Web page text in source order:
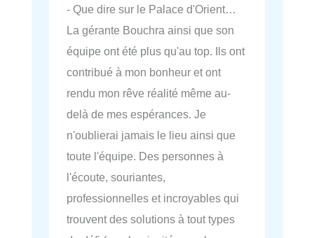
- Que dire sur le Palace d'Orient…
La gérante Bouchra ainsi que son
équipe ont été plus qu'au top. Ils ont
contribué à mon bonheur et ont
rendu mon rêve réalité même au-
delà de mes espérances. Je
n'oublierai jamais le lieu ainsi que
toute l'équipe. Des personnes à
l'écoute, souriantes,
professionnelles et incroyables qui
trouvent des solutions à tout types